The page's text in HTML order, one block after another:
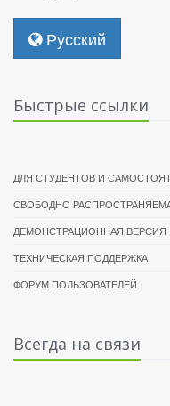
Русский
Быстрые ссылки
ДЛЯ СТУДЕНТОВ И
СВОБОДНО
ДЕМОНСТРАЦИОННАЯ ВЕРСИЯ
ТЕХНИЧЕСКАЯ ПОДДЕРЖКА
ФОРУМ ПОЛЬЗОВАТЕЛЕЙ
Всегда на связи